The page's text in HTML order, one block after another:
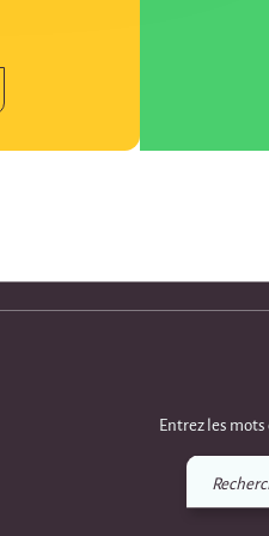
Entrez les
Recherchez